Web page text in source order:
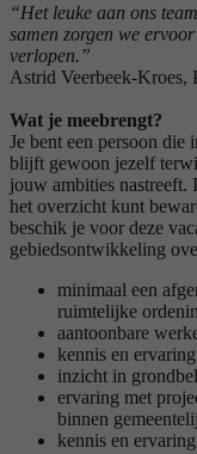
“Het leuke aan ons
samen zorgen we
verlopen.”
Astrid Veerbeek-Kroes,
Wat je meebrengt?
Je bent een persoon die
blijft gewoon jezelf
jouw ambities nastreeft.
het overzicht kunt
beschik je voor deze
gebiedsontwikkeling
minimaal een
ruimtelijke
aantoonbare
kennis en
inzicht in
ervaring met
binnen
kennis en